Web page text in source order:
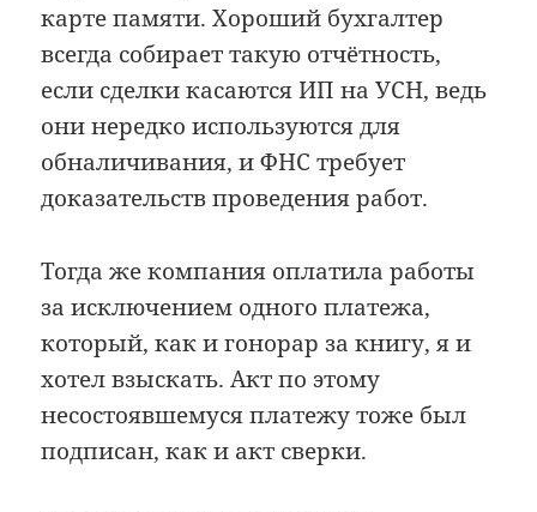
карте памяти. Хороший бухгалтер
всегда собирает такую отчётность,
если сделки касаются ИП на УСН, ведь
они нередко используются для
обналичивания, и ФНС требует
доказательств проведения работ.
Тогда же компания оплатила работы
за исключением одного платежа,
который, как и гонорар за книгу, я и
хотел взыскать. Акт по этому
несостоявшемуся платежу тоже был
подписан, как и акт сверки.